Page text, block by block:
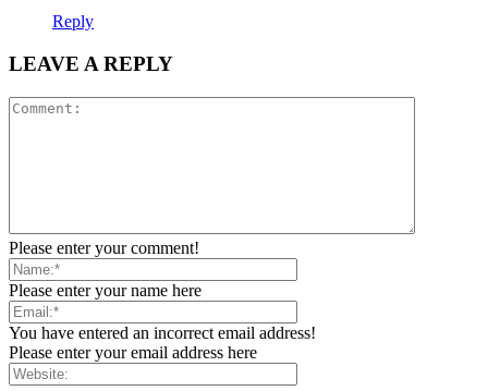
Reply
LEAVE A REPLY
Please enter your comment!
Please enter your name here
You have entered an incorrect email address!
Please enter your email address here